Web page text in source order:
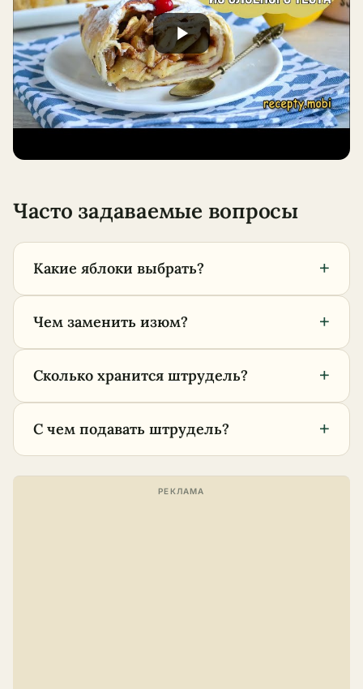
Часто задаваемые вопросы
Какие яблоки выбрать? +
Чем заменить изюм? +
Сколько хранится штрудель? +
С чем подавать штрудель? +